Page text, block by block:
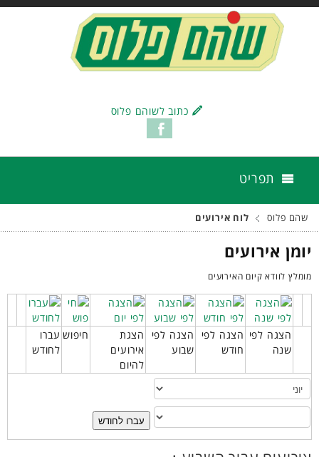
כתוב לשוהם פלוס
תפריט
שהם פלוס לוח אירועים
יומן אירועים
מומלץ לוודא קיום האירועים
הצגה לפי
שנה
הצגה לפי
חודש
הצגה לפי
שבוע
הצגת
אירועים
להיום
חיפוש עברו
לחודש
עברו לחודש